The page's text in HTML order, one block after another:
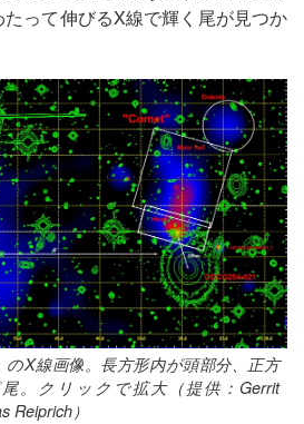
って伸びるX線で輝く尾が見つか
のX線画像。長方形内が頭部分、正方
。クリックで拡大（提供：Gerrit
Reiprich）